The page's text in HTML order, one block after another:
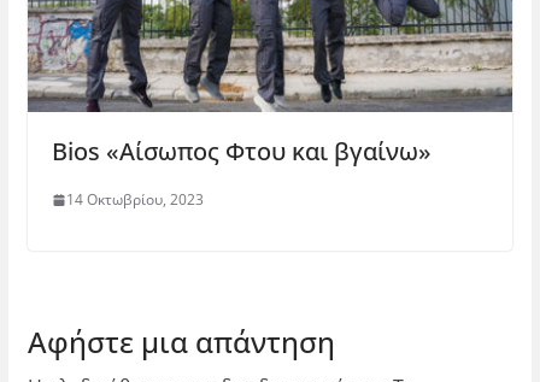
Bios «Αίσωπος Φτου και βγαίνω»
14 Οκτωβρίου, 2023
Αφήστε μια απάντηση